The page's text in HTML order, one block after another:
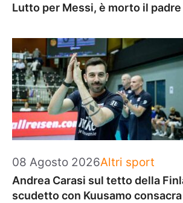
Lutto per Messi, è morto il
08 Agosto 2026Categorie
Altri sport
Andrea Carasi sul tetto della
scudetto con Kuusamo